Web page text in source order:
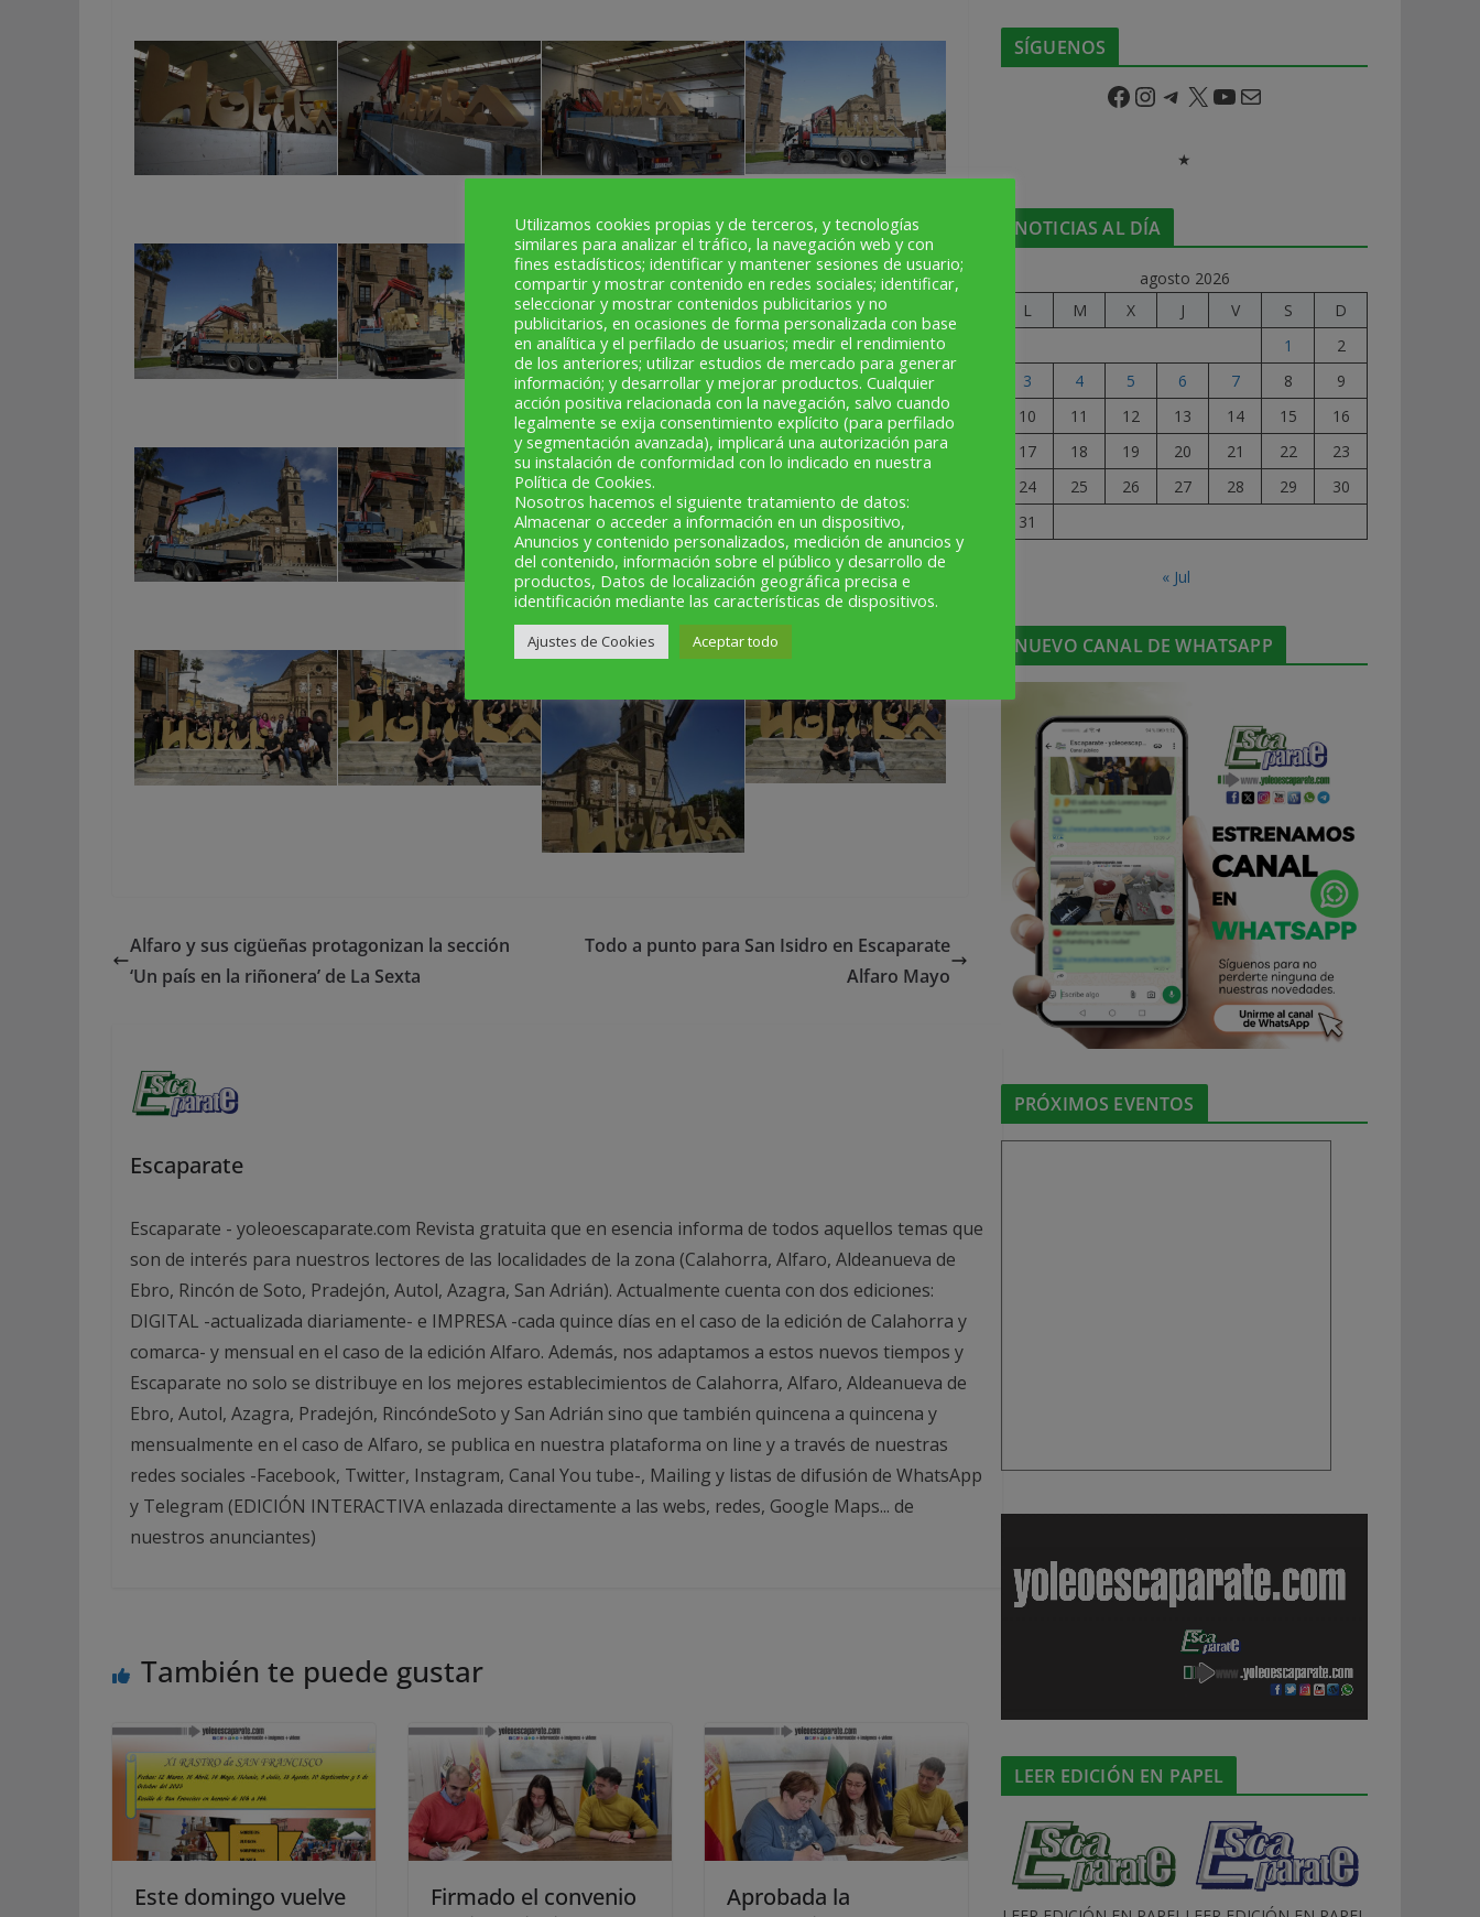
Alfaro y sus cigüeñas protagonizan la sección
‘Un país en la riñonera’ de La Sexta
Todo a punto para San Isidro en Escaparate
Alfaro Mayo
Escaparate
Escaparate - yoleoescaparate.com Revista gratuita que en esencia informa de todos aquellos temas que
son de interés para nuestros lectores de las localidades de la zona (Calahorra, Alfaro, Aldeanueva de
Ebro, Rincón de Soto, Pradejón, Autol, Azagra, San Adrián). Actualmente cuenta con dos ediciones:
DIGITAL -actualizada diariamente- e IMPRESA -cada quince días en el caso de la edición de Calahorra y
comarca- y mensual en el caso de la edición Alfaro. Además, nos adaptamos a estos nuevos tiempos y
Escaparate no solo se distribuye en los mejores establecimientos de Calahorra, Alfaro, Aldeanueva de
Ebro, Autol, Azagra, Pradejón, RincóndeSoto y San Adrián sino que también quincena a quincena y
mensualmente en el caso de Alfaro, se publica en nuestra plataforma on line y a través de nuestras
redes sociales -Facebook, Twitter, Instagram, Canal You tube-, Mailing y listas de difusión de WhatsApp
y Telegram (EDICIÓN INTERACTIVA enlazada directamente a las webs, redes, Google Maps... de
nuestros anunciantes)
También te puede gustar
Este domingo vuelve
Firmado el convenio
Aprobada la
SÍGUENOS
Facebook Instagram Telegram X YouTube Correo electrónico
★
NOTICIAS AL DÍA
agosto 2026
L
M X J V S
D
1
2
3
4 5 6 7 8
9
10
11 12 13 14 15
16
17
18 19 20 21 22
23
24
25 26 27 28 29
30
31
« Jul
NUEVO CANAL DE WHATSAPP
PRÓXIMOS EVENTOS
LEER EDICIÓN EN PAPEL
Utilizamos cookies propias y de terceros, y tecnologías
similares para analizar el tráfico, la navegación web y con
fines estadísticos; identificar y mantener sesiones de usuario;
compartir y mostrar contenido en redes sociales; identificar,
seleccionar y mostrar contenidos publicitarios y no
publicitarios, en ocasiones de forma personalizada con base
en analítica y el perfilado de usuarios; medir el rendimiento
de los anteriores; utilizar estudios de mercado para generar
información; y desarrollar y mejorar productos. Cualquier
acción positiva relacionada con la navegación, salvo cuando
legalmente se exija consentimiento explícito (para perfilado
y segmentación avanzada), implicará una autorización para
su instalación de conformidad con lo indicado en nuestra
Política de Cookies.
Nosotros hacemos el siguiente tratamiento de datos:
Almacenar o acceder a información en un dispositivo,
Anuncios y contenido personalizados, medición de anuncios y
del contenido, información sobre el público y desarrollo de
productos, Datos de localización geográfica precisa e
identificación mediante las características de dispositivos.
Ajustes de Cookies Aceptar todo